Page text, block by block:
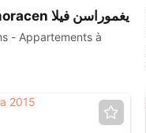
Villa R+1 Yaghmoracen يغموراسن فيلا
- Appartements à